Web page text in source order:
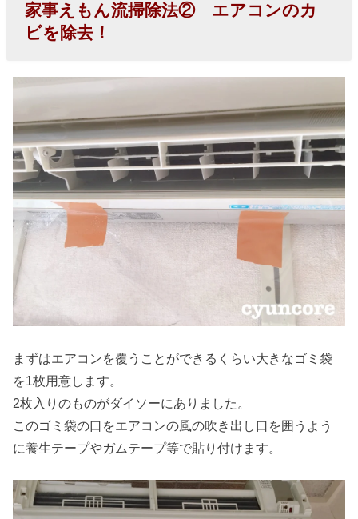
家事えもん流掃除法② エアコンのカ
ビを除去！
まずはエアコンを覆うことができるくらい大きなゴミ袋
を1枚用意します。
2枚入りのものがダイソーにありました。
このゴミ袋の口をエアコンの風の吹き出し口を囲うよう
に養生テープやガムテープ等で貼り付けます。